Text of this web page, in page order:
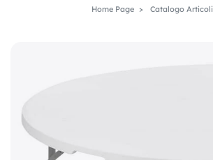
Home Page Catalogo Articoli